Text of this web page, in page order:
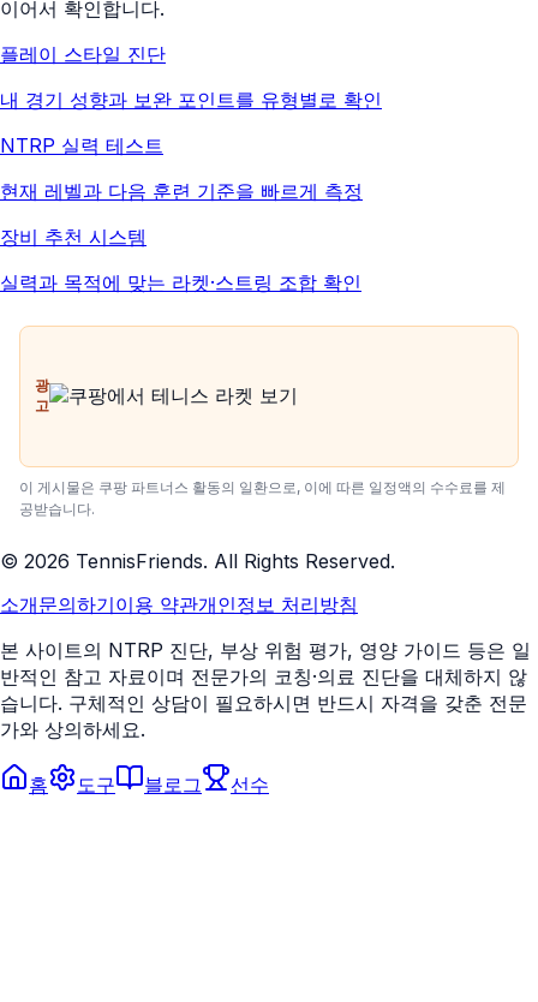
이어서 확인합니다.
플레이 스타일 진단
내 경기 성향과 보완 포인트를 유형별로 확인
NTRP 실력 테스트
현재 레벨과 다음 훈련 기준을 빠르게 측정
장비 추천 시스템
실력과 목적에 맞는 라켓·스트링 조합 확인
광
고
이 게시물은 쿠팡 파트너스 활동의 일환으로, 이에 따른 일정액의 수수료를 제
공받습니다.
© 2026 TennisFriends. All Rights Reserved.
소개문의하기이용 약관개인정보 처리방침
본 사이트의 NTRP 진단, 부상 위험 평가, 영양 가이드 등은 일
반적인 참고 자료이며 전문가의 코칭·의료 진단을 대체하지 않
습니다. 구체적인 상담이 필요하시면 반드시 자격을 갖춘 전문
가와 상의하세요.
홈 도구 블로그 선수